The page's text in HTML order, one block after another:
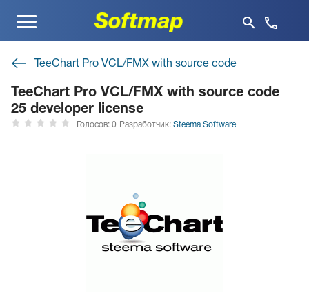
Меню
TeeChart Pro VCL/FMX with source code
TeeChart Pro VCL/FMX with source code
25 developer license
Голосов: 0 Разработчик: Steema Software